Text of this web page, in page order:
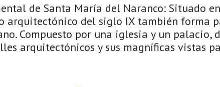
de Santa María del Naranco: Situado
arquitectónico del siglo IX también forma
Compuesto por una iglesia y un palacio,
arquitectónicos y sus magníficas vistas